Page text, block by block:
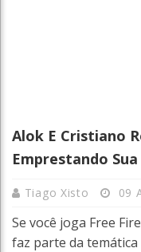
Alok E Cristiano
Emprestando
Tiago Xisto 09
Se você joga Free
faz parte da